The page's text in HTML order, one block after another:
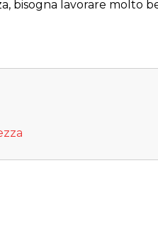
lavorare molto